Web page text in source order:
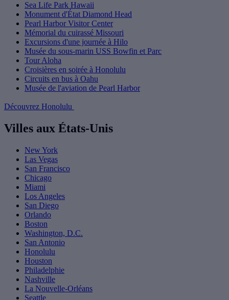
Sea Life Park Hawaii
Monument d'État Diamond Head
Pearl Harbor Visitor Center
Mémorial du cuirassé Missouri
Excursions d'une journée à Hilo
Musée du sous-marin USS Bowfin et Parc
Tour Aloha
Croisières en soirée à Honolulu
Circuits en bus à Oahu
Musée de l'aviation de Pearl Harbor
Découvrez Honolulu
Villes aux États-Unis
New York
Las Vegas
San Francisco
Chicago
Miami
Los Angeles
San Diego
Orlando
Boston
Washington, D.C.
San Antonio
Honolulu
Houston
Philadelphie
Nashville
La Nouvelle-Orléans
Seattle